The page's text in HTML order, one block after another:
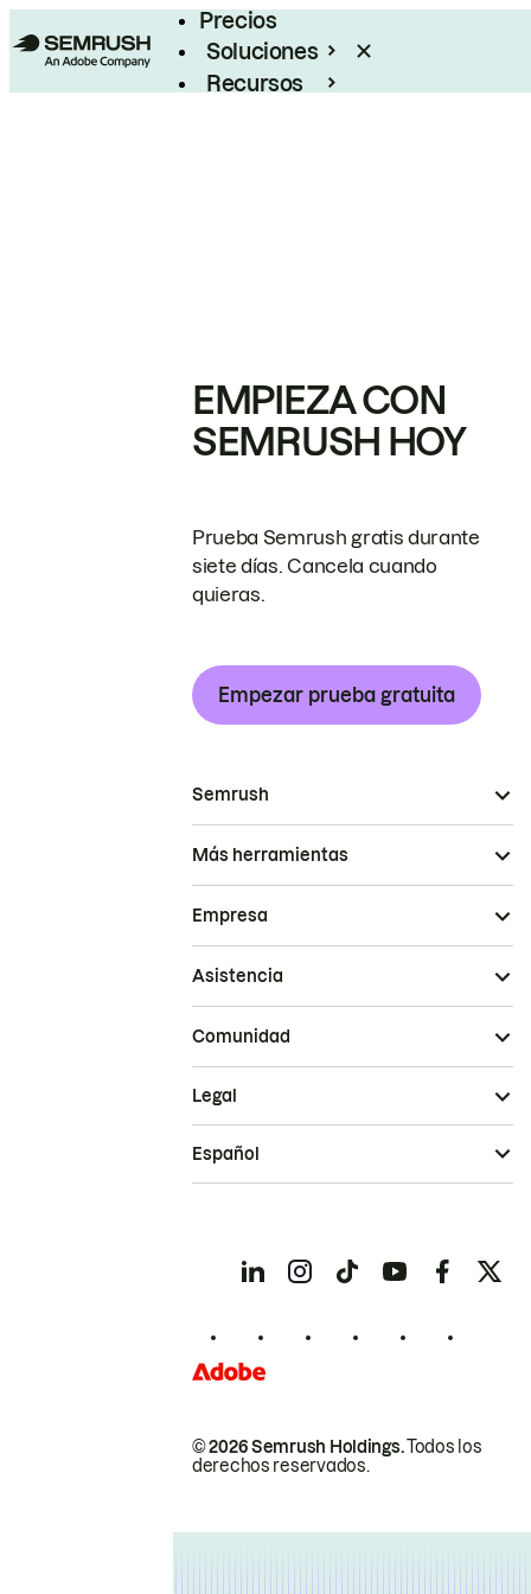
Precios
Soluciones
Recursos
EMPIEZA CON
SEMRUSH HOY
Prueba Semrush gratis durante
siete días. Cancela cuando
quieras.
Empezar prueba gratuita
Semrush
Más herramientas
Empresa
Asistencia
Comunidad
© 2026 Semrush Holdings.Todos los
derechos reservados.
Legal
Español